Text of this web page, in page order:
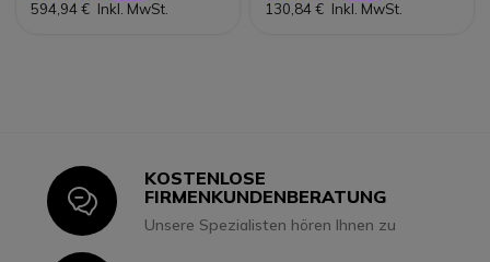
594,94 € Inkl. MwSt. 130,84 € Inkl. MwSt.
Icon
KOSTENLOSE
FIRMENKUNDENBERATUNG
Unsere Spezialisten hören Ihnen zu